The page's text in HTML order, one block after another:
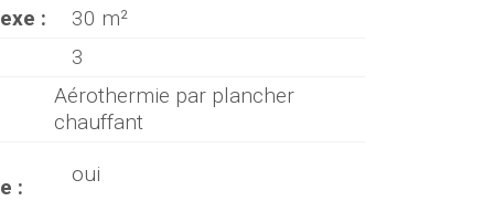
:
30 m²
3
Aérothermie par plancher
chauffant
:
oui